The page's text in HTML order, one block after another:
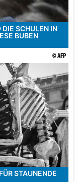
SCHULEN IN
BUBEN
© AFP
STAUNENDE